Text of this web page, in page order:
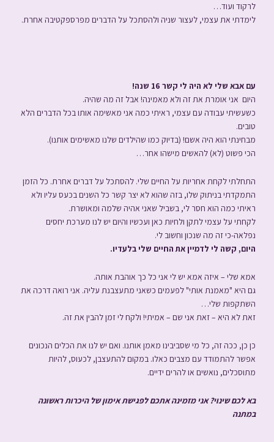
לרקוד ועוד…
לימדתי את עצמי, לעצור שניה ולהסתכל על הדברים מפרספקטיבה אחרת.
עם אבא שלי לא היה לי קשר 16 שנה!
היום אני אומרת את זה ולא מאמינה! אבל זה מה שהיה.
כשעשיתי עבודה עם עצמי, ראיתי כמה אני מאשימה אותו בכל הדברים הלא
טובים.
מבחינתי הוא היה אשם! (בדיוק כמו שהילדים שלנו מאשימים אותנו).
הכי פשוט (לא) להאשים מישהו אחר…
התחלתי לקחת אחריות על החיים שלי. להסתכל על דברים אחרת. כל הזמן
התמקדתי בניתוק שלו, בזה שהוא לא יצר קשר כל השנים בכעס עליו ולא
ראיתי כמה הוא חסר לי, בשביל שאני אהיה שלמה ומאושרת.
לקחתי על עצמי לתקן ולחיות כאן ועכשיו והיום יש לנו מערכת יחסים
נפלאה-כי זה מה שנכון וחשוב לי.
היום, קשה לי לדמיין את החיים שלי בלעדיו.
אמא שלי – איזה אמא יש לי אני כל כך אוהבת אותה.
גם היא "מאמנת אותי" לפעמים כשאני מתעצבנת עליה. אני רואה דרכה את
השתקפות שלי…
זאת לא היא – זאת אני שם – אמיתי! ולקח לי זמן להבין את זה.
כן כן, ככה זה, כל מי שסביבינו מאמן אותנו. ואם יש לנו את הכלים הנכונים
אפשר להתמודד עם מצבים כאלו. במקום להתעצבן, לכעוס, להיות
מתוסכלים, נואשים או להרים ידיים.
בא לכם שינוי? אני מזמינה אתכם לפגישת אימון של היכרות ראשונה
במתנה